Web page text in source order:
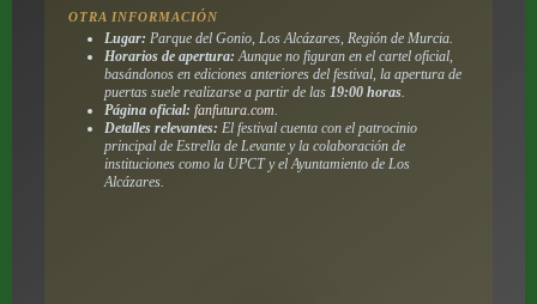
OTRA INFORMACIÓN
Lugar: Parque del Gonio, Los Alcázares, Región de Murcia.
Horarios de apertura: Aunque no figuran en el cartel oficial,
basándonos en ediciones anteriores del festival, la apertura de
puertas suele realizarse a partir de las 19:00 horas.
Página oficial: fanfutura.com.
Detalles relevantes: El festival cuenta con el patrocinio
principal de Estrella de Levante y la colaboración de
instituciones como la UPCT y el Ayuntamiento de Los
Alcázares.